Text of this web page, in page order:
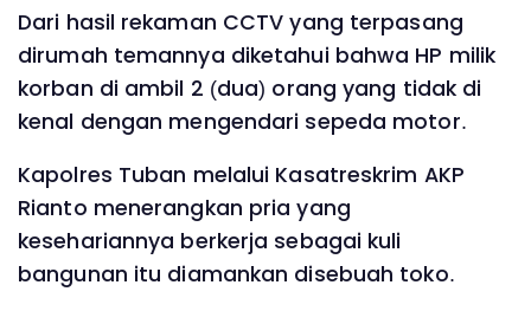
Dari hasil rekaman CCTV yang terpasang
dirumah temannya diketahui bahwa HP milik
korban di ambil 2 (dua) orang yang tidak di
kenal dengan mengendari sepeda motor.
Kapolres Tuban melalui Kasatreskrim AKP
Rianto menerangkan pria yang
kesehariannya berkerja sebagai kuli
bangunan itu diamankan disebuah toko.